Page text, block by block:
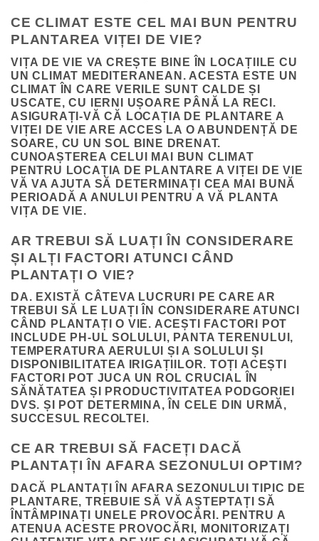
CE CLIMAT ESTE CEL MAI BUN PENTRU
PLANTAREA VIȚEI DE VIE?
VIȚA DE VIE VA CREȘTE BINE ÎN LOCAȚIILE CU
UN CLIMAT MEDITERANEAN. ACESTA ESTE UN
CLIMAT ÎN CARE VERILE SUNT CALDE ȘI
USCATE, CU IERNI UȘOARE PÂNĂ LA RECI.
ASIGURAȚI-VĂ CĂ LOCAȚIA DE PLANTARE A
VIȚEI DE VIE ARE ACCES LA O ABUNDENȚĂ DE
SOARE, CU UN SOL BINE DRENAT.
CUNOAȘTEREA CELUI MAI BUN CLIMAT
PENTRU LOCAȚIA DE PLANTARE A VIȚEI DE VIE
VĂ VA AJUTA SĂ DETERMINAȚI CEA MAI BUNĂ
PERIOADĂ A ANULUI PENTRU A VĂ PLANTA
VIȚA DE VIE.
AR TREBUI SĂ LUAȚI ÎN CONSIDERARE
ȘI ALȚI FACTORI ATUNCI CÂND
PLANTAȚI O VIE?
DA. EXISTĂ CÂTEVA LUCRURI PE CARE AR
TREBUI SĂ LE LUAȚI ÎN CONSIDERARE ATUNCI
CÂND PLANTAȚI O VIE. ACEȘTI FACTORI POT
INCLUDE PH-UL SOLULUI, PANTA TERENULUI,
TEMPERATURA AERULUI ȘI A SOLULUI ȘI
DISPONIBILITATEA IRIGAȚIILOR. TOȚI ACEȘTI
FACTORI POT JUCA UN ROL CRUCIAL ÎN
SĂNĂTATEA ȘI PRODUCTIVITATEA PODGORIEI
DVS. ȘI POT DETERMINA, ÎN CELE DIN URMĂ,
SUCCESUL RECOLTEI.
CE AR TREBUI SĂ FACEȚI DACĂ
PLANTAȚI ÎN AFARA SEZONULUI OPTIM?
DACĂ PLANTAȚI ÎN AFARA SEZONULUI TIPIC DE
PLANTARE, TREBUIE SĂ VĂ AȘTEPTAȚI SĂ
ÎNTÂMPINAȚI UNELE PROVOCĂRI. PENTRU A
ATENUA ACESTE PROVOCĂRI, MONITORIZAȚI